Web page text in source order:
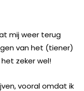
mij weer terug
van het (tiener)
zeker wel!
vooral omdat ik